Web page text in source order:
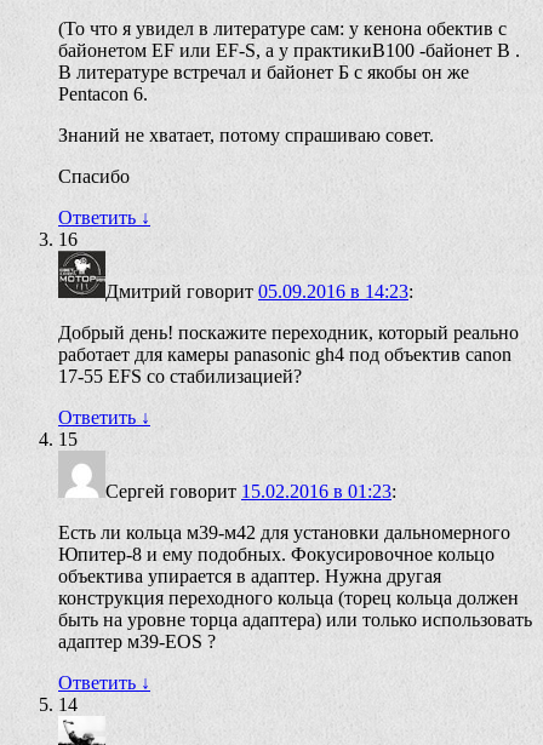
(То что я увидел в литературе сам: у кенона обектив с
байонетом EF или EF-S, а у практикиВ100 -байонет B .
В литературе встречал и байонет Б с якобы он же
Pentacon 6.
Знаний не хватает, потому спрашиваю совет.
Спасибо
Ответить ↓
16
Дмитрий говорит 05.09.2016 в 14:23:
Добрый день! поскажите переходник, который реально
работает для камеры panasonic gh4 под объектив canon
17-55 EFS со стабилизацией?
Ответить ↓
15
Сергей говорит 15.02.2016 в 01:23:
Есть ли кольца м39-м42 для установки дальномерного
Юпитер-8 и ему подобных. Фокусировочное кольцо
объектива упирается в адаптер. Нужна другая
конструкция переходного кольца (торец кольца должен
быть на уровне торца адаптера) или только использовать
адаптер м39-EOS ?
Ответить ↓
14